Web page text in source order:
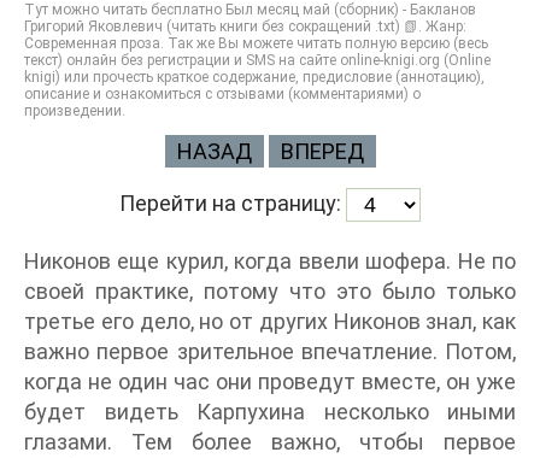
Тут можно читать бесплатно Был месяц май (сборник) - Бакланов
Григорий Яковлевич (читать книги без сокращений .txt) 📗. Жанр:
Современная проза. Так же Вы можете читать полную версию (весь
текст) онлайн без регистрации и SMS на сайте online-knigi.org (Online
knigi) или прочесть краткое содержание, предисловие (аннотацию),
описание и ознакомиться с отзывами (комментариями) о
произведении.
НАЗАД ВПЕРЕД
Перейти на страницу:
Никонов еще курил, когда ввели шофера. Не по
своей практике, потому что это было только
третье его дело, но от других Никонов знал, как
важно первое зрительное впечатление. Потом,
когда не один час они проведут вместе, он уже
будет видеть Карпухина несколько иными
глазами. Тем более важно, чтобы первое